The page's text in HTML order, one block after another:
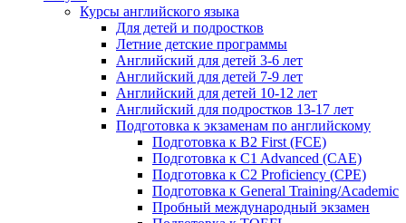
Курсы английского языка
Для детей и подростков
Летние детские программы
Английский для детей 3-6 лет
Английский для детей 7-9 лет
Английский для детей 10-12 лет
Английский для подростков 13-17 лет
Подготовка к экзаменам по английскому
Подготовка к B2 First (FCE)
Подготовка к C1 Advanced (CAE)
Подготовка к C2 Proficiency (CPE)
Подготовка к General Training/Academic
Пробный международный экзамен